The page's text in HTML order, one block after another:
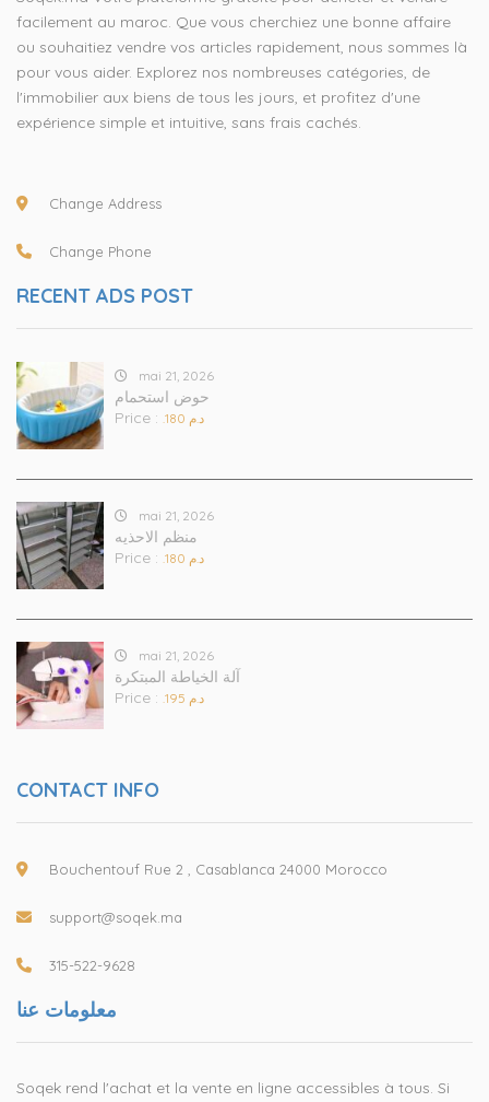
facilement au maroc. Que vous cherchiez une bonne affaire
ou souhaitiez vendre vos articles rapidement, nous sommes là
pour vous aider. Explorez nos nombreuses catégories, de
l'immobilier aux biens de tous les jours, et profitez d'une
expérience simple et intuitive, sans frais cachés.
Change Address
Change Phone
RECENT ADS POST
mai 21, 2026
حوض استحمام
Price :
.د.م 180
mai 21, 2026
منظم الاحذيه
Price :
.د.م 180
mai 21, 2026
آلة الخياطة المبتكرة
Price :
.د.م 195
CONTACT INFO
Bouchentouf Rue 2 , Casablanca 24000 Morocco
support@soqek.ma
315-522-9628
معلومات عنا
Soqek rend l'achat et la vente en ligne accessibles à tous. Si